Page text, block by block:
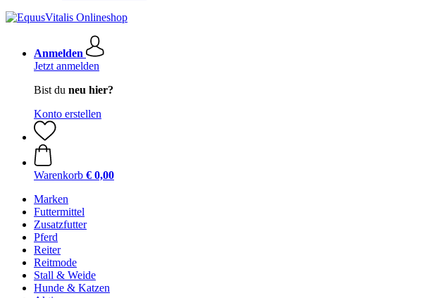
Anmelden
Jetzt anmelden
Bist du neu hier?
Konto erstellen
Warenkorb € 0,00
Marken
Futtermittel
Zusatzfutter
Pferd
Reiter
Reitmode
Stall & Weide
Hunde & Katzen